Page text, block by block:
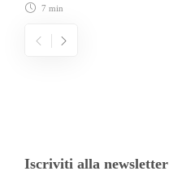
7 min
Iscriviti alla newsletter